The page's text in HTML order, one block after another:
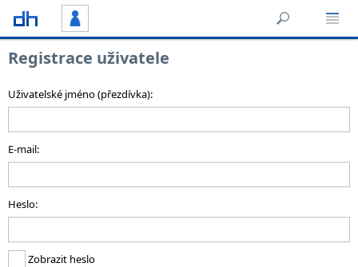
Registrace uživatele
Uživatelské jméno (přezdívka):
E-mail:
Heslo:
Zobrazit heslo